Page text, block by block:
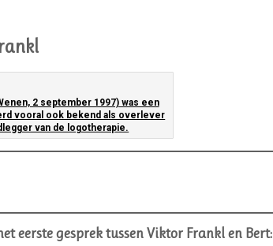
2 september 1997) was een
vooral ook bekend als overlever
van de logotherapie.
eerste gesprek tussen Viktor Frankl en Bert: